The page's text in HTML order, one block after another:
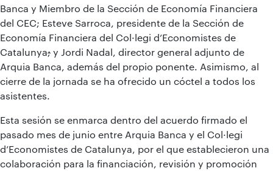
Banca y Miembro de la Sección de Economía Financiera
del CEC; Esteve Sarroca, presidente de la Sección de
Economía Financiera del Col·legi d’Economistes de
Catalunya; y Jordi Nadal, director general adjunto de
Arquia Banca, además del propio ponente. Asimismo, al
cierre de la jornada se ha ofrecido un cóctel a todos los
asistentes.
Esta sesión se enmarca dentro del acuerdo firmado el
pasado mes de junio entre Arquia Banca y el Col·legi
d’Economistes de Catalunya, por el que establecieron una
colaboración para la financiación, revisión y promoción